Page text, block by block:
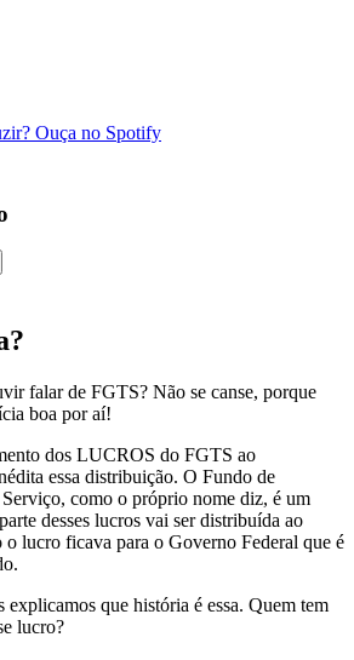
Ouça no Spotify
falar de FGTS? Não se canse, porque
boa por aí!
dos LUCROS do FGTS ao
essa distribuição. O Fundo de
como o próprio nome diz, é um
desses lucros vai ser distribuída ao
o lucro ficava para o Governo Federal que é
explicamos que história é essa. Quem tem
lucro?